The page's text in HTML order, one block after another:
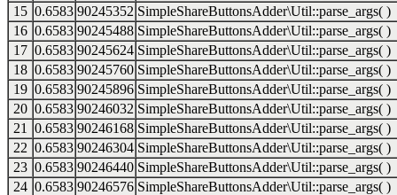
15 0.6583 90245352 SimpleShareButtonsAdder\Util::parse_args( )
16 0.6583 90245488 SimpleShareButtonsAdder\Util::parse_args( )
17 0.6583 90245624 SimpleShareButtonsAdder\Util::parse_args( )
18 0.6583 90245760 SimpleShareButtonsAdder\Util::parse_args( )
19 0.6583 90245896 SimpleShareButtonsAdder\Util::parse_args( )
20 0.6583 90246032 SimpleShareButtonsAdder\Util::parse_args( )
21
0.6583 90246168 SimpleShareButtonsAdder\Util::parse_args( )
22 0.6583 90246304 SimpleShareButtonsAdder\Util::parse_args( )
23 0.6583 90246440 SimpleShareButtonsAdder\Util::parse_args( )
24 0.6583 90246576 SimpleShareButtonsAdder\Util::parse_args( )